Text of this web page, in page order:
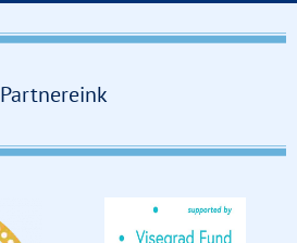
Partnereink